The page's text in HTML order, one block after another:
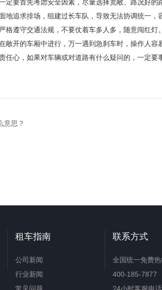
要首先考虑安全因素，尽量选择宽敞、路况好的
追求排场，组建过长车队，导致无法协调统一，
遵守交通法规，不要仗着车多人多，随意闯红灯。
开的车厢中进行，万一遇到急刹车时，操作人容
心，如果对车辆或对道路有什么疑问的，一定要
意思？
租车指南
公司新闻
行业新闻
联系方式
全国统一免费热
400-185-7877